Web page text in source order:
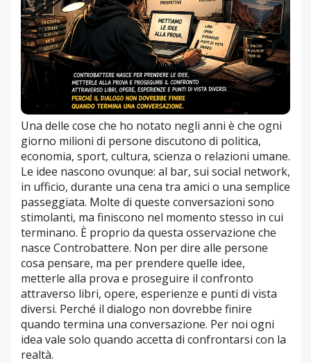
Una delle cose che ho notato negli anni è che ogni
giorno milioni di persone discutono di politica,
economia, sport, cultura, scienza o relazioni umane.
Le idee nascono ovunque: al bar, sui social network,
in ufficio, durante una cena tra amici o una semplice
passeggiata. Molte di queste conversazioni sono
stimolanti, ma finiscono nel momento stesso in cui
terminano. È proprio da questa osservazione che
nasce Controbattere. Non per dire alle persone
cosa pensare, ma per prendere quelle idee,
metterle alla prova e proseguire il confronto
attraverso libri, opere, esperienze e punti di vista
diversi. Perché il dialogo non dovrebbe finire
quando termina una conversazione. Per noi ogni
idea vale solo quando accetta di confrontarsi con la
realtà.